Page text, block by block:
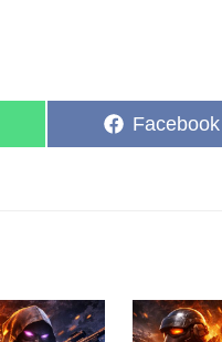
Share
on
Facebook